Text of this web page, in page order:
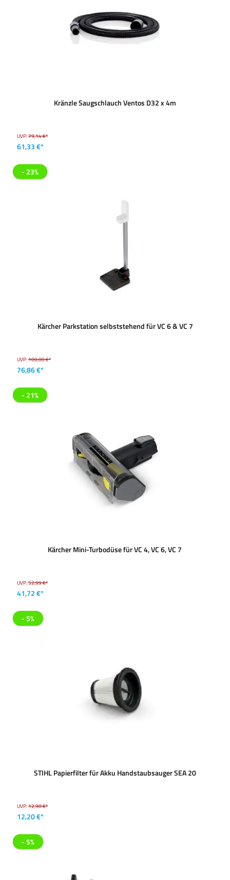
Kränzle Saugschlauch Ventos D32 x 4m
UVP:79,14 €*
61,33 €*
- 23%
Kärcher Parkstation selbststehend für VC 6 & VC 7
UVP:100,00 €*
76,86 €*
- 21%
Kärcher Mini-Turbodüse für VC 4, VC 6, VC 7
UVP:52,99 €*
41,72 €*
- 5%
STIHL Papierfilter für Akku Handstaubsauger SEA 20
UVP:12,90 €*
12,20 €*
- 5%